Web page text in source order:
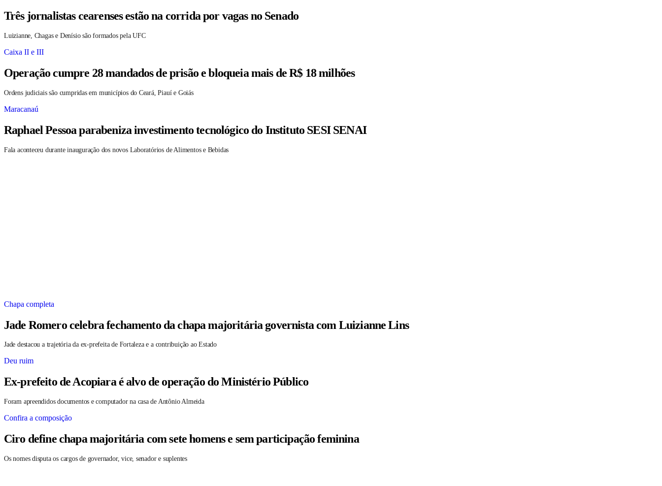
Três jornalistas cearenses estão na corrida por vagas no Senado
Luizianne, Chagas e Denísio são formados pela UFC
Caixa II e III
Operação cumpre 28 mandados de prisão e bloqueia mais de R$ 18 milhões
Ordens judiciais são cumpridas em municípios do Ceará, Piauí e Goiás
Maracanaú
Raphael Pessoa parabeniza investimento tecnológico do Instituto SESI SENAI
Fala aconteceu durante inauguração dos novos Laboratórios de Alimentos e Bebidas
Chapa completa
Jade Romero celebra fechamento da chapa majoritária governista com Luizianne Lins
Jade destacou a trajetória da ex-prefeita de Fortaleza e a contribuição ao Estado
Deu ruim
Ex-prefeito de Acopiara é alvo de operação do Ministério Público
Foram apreendidos documentos e computador na casa de Antônio Almeida
Confira a composição
Ciro define chapa majoritária com sete homens e sem participação feminina
Os nomes disputa os cargos de governador, vice, senador e suplentes